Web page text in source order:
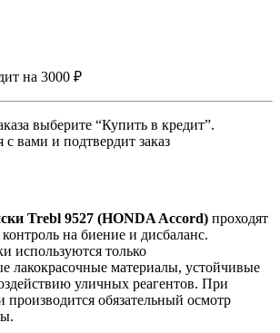
на 3000 ₽
выберите “Купить в кредит”.
вами и подтвердит заказ
Trebl 9527 (HONDA Accord) проходят
на биение и дисбаланс.
используются только
лакокрасочные материалы, устойчивые
уличных реагентов. При
обязательный осмотр